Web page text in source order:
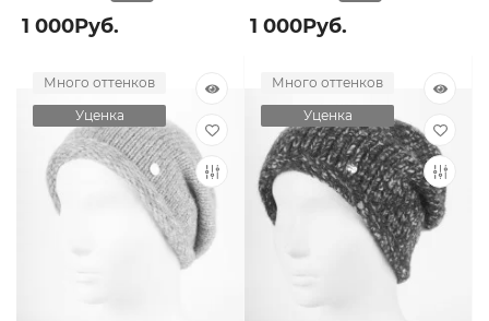
1 000Руб. 1 000Руб.
Много оттенков
Уценка
Много оттенков
Уценка